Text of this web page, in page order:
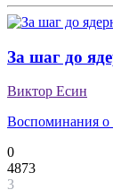
За шаг до
Виктор Есин
Воспоминания
0
4873
3